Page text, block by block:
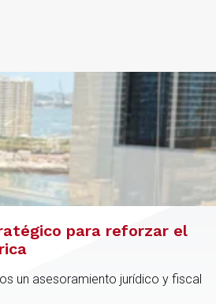
para reforzar el
un asesoramiento jurídico y fiscal